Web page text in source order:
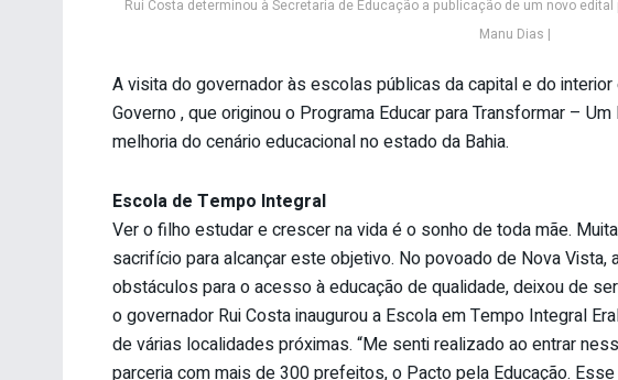
Rui Costa determinou à Secretaria de Educação a publicação de um novo
Manu Dias |
A visita do governador às escolas públicas da capital e do
Governo , que originou o Programa Educar para Transformar –
melhoria do cenário educacional no estado da Bahia.
Escola de Tempo Integral
Ver o filho estudar e crescer na vida é o sonho de toda mãe.
sacrifício para alcançar este objetivo. No povoado de Nova Vista,
obstáculos para o acesso à educação de qualidade, deixou de
o governador Rui Costa inaugurou a Escola em Tempo Integral
de várias localidades próximas. “Me senti realizado ao entrar
parceria com mais de 300 prefeitos, o Pacto pela Educação.